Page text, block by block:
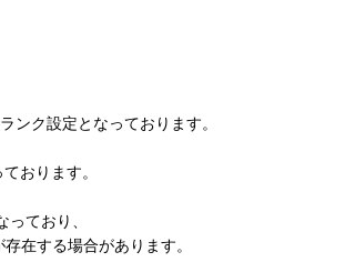
ンク設定となっております。
おります。
ており、
在する場合があります。